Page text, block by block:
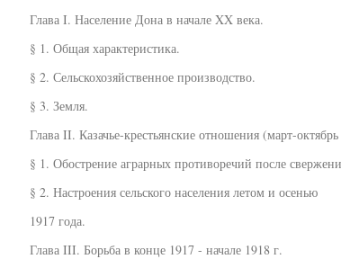
Глава I. Население Дона в начале XX века.
§ 1. Общая характеристика.
§ 2. Сельскохозяйственное производство.
§ 3. Земля.
Глава II. Казачье-крестьянские отношения (март-
§ 1. Обострение аграрных противоречий после
§ 2. Настроения сельского населения летом и осенью
1917 года.
Глава III. Борьба в конце 1917 - начале 1918 г.